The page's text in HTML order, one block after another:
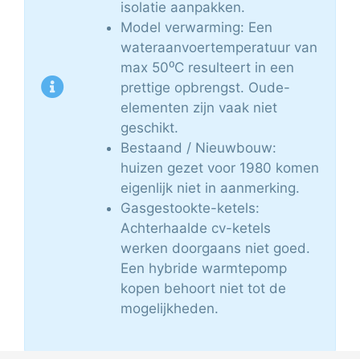
isolatie aanpakken.
Model verwarming: Een
wateraanvoertemperatuur van
max 50⁰C resulteert in een
prettige opbrengst. Oude-
elementen zijn vaak niet
geschikt.
Bestaand / Nieuwbouw:
huizen gezet voor 1980 komen
eigenlijk niet in aanmerking.
Gasgestookte-ketels:
Achterhaalde cv-ketels
werken doorgaans niet goed.
Een hybride warmtepomp
kopen behoort niet tot de
mogelijkheden.